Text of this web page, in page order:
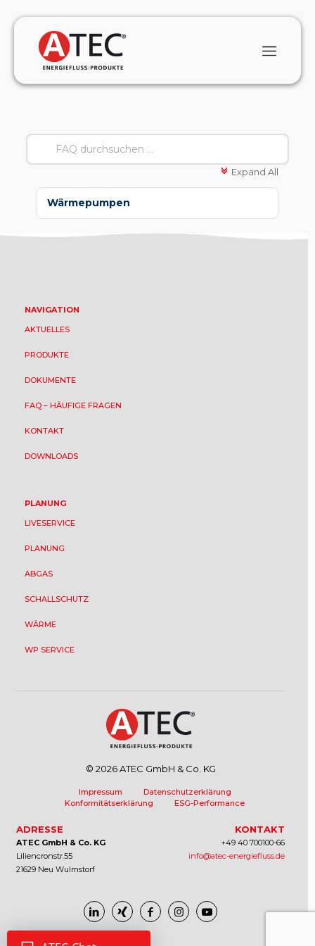
c Expand All
Wärmepumpen
NAVIGATION
AKTUELLES
PRODUKTE
DOKUMENTE
FAQ – HÄUFIGE FRAGEN
KONTAKT
DOWNLOADS
PLANUNG
LIVESERVICE
PLANUNG
ABGAS
SCHALLSCHUTZ
WÄRME
WP SERVICE
© 2026 ATEC GmbH & Co. KG
Impressum
Datenschutzerklärung
Konformitätserklärung
ESG-Performance
ADRESSE
ATEC GmbH & Co. KG
Liliencronstr.55
21629 Neu Wulmstorf
KONTAKT
+49 40 700100-66
info@atec-energiefluss.de